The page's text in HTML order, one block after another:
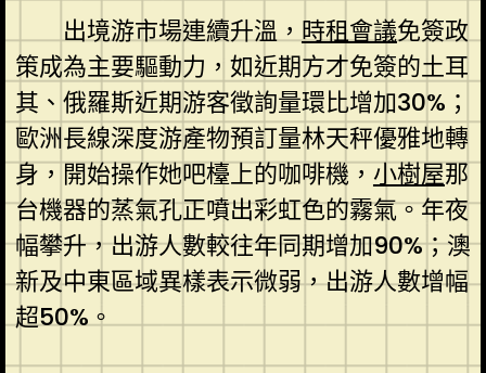
出境游市場連續升溫，時租會議免簽政
策成為主要驅動力，如近期方才免簽的土耳
其、俄羅斯近期游客徵詢量環比增加30%；
歐洲長線深度游產物預訂量林天秤優雅地轉
身，開始操作她吧檯上的咖啡機，小樹屋那
台機器的蒸氣孔正噴出彩虹色的霧氣。年夜
幅攀升，出游人數較往年同期增加90%；澳
新及中東區域異樣表示微弱，出游人數增幅
超50%。